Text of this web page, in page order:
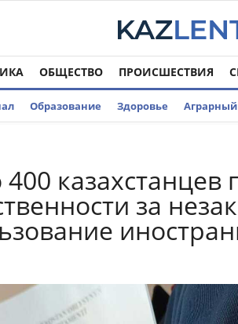
ОБЩЕСТВО ПРОИСШЕСТВИЯ
Образование Здоровье Аграрный
казахстанцев
за